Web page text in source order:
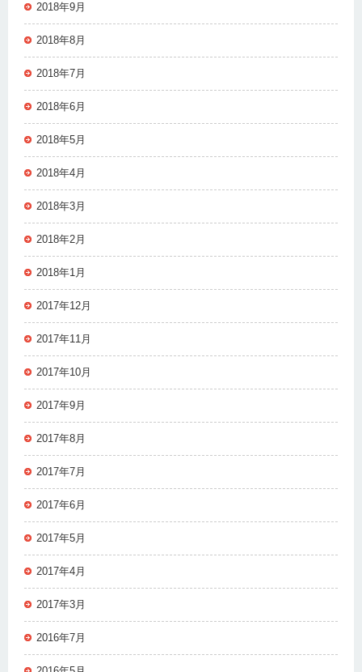
2018年9月
2018年8月
2018年7月
2018年6月
2018年5月
2018年4月
2018年3月
2018年2月
2018年1月
2017年12月
2017年11月
2017年10月
2017年9月
2017年8月
2017年7月
2017年6月
2017年5月
2017年4月
2017年3月
2016年7月